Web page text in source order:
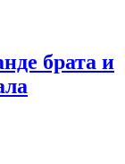
брата и